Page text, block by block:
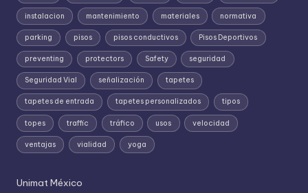
instalacion mantenimiento materiales normativa
parking pisos pisos conductivos Pisos Deportivos
preventing protectors Safety seguridad
Seguridad Vial señalización tapetes
tapetes de entrada tapetes personalizados tipos
topes traffic tráfico usos velocidad
ventajas vialidad yoga
Unimat México